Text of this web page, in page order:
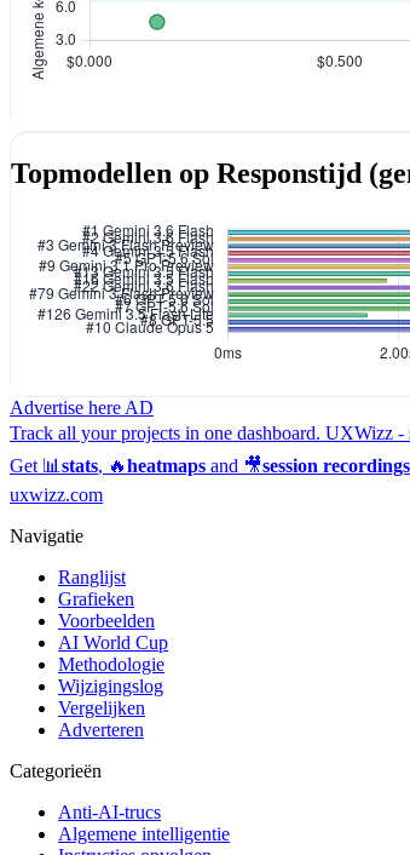
Topmodellen op Responstijd
Advertise here AD
Track all your projects in one dashboard. UXWizz -
Get 📊 stats, 🔥heatmaps and 🎥session recordings
uxwizz.com
Navigatie
Ranglijst
Grafieken
Voorbeelden
AI World Cup
Methodologie
Wijzigingslog
Vergelijken
Adverteren
Categorieën
Anti-AI-trucs
Algemene intelligentie